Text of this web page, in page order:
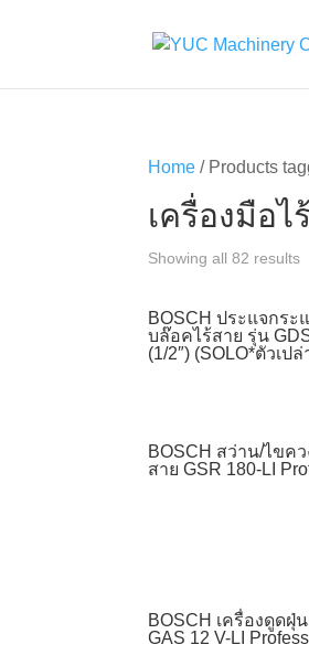
Home / Products
เครื่องมือไ
Showing all 82 results
BOSCH ประแจกระ
บล๊อคไร้สาย รุ่น
(1/2″) (SOLO*ตัวเปล่
BOSCH สว่าน/ไขค
สาย GSR 180-LI
BOSCH เครื่องดูดฝุ่
GAS 12 V-LI